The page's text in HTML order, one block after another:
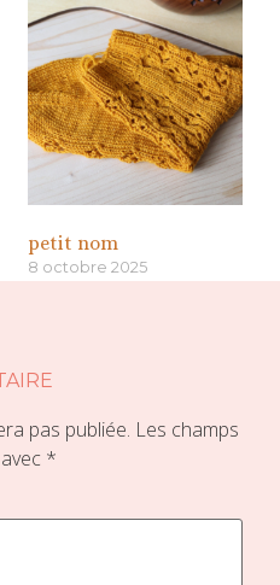
petit nom
8 octobre 2025
pas publiée. Les champs
*